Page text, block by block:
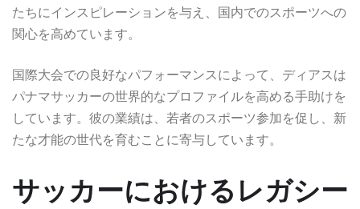
たちにインスピレーションを与え、国内でのスポーツへの
関心を高めています。
国際大会での良好なパフォーマンスによって、ディアスは
パナマサッカーの世界的なプロファイルを高める手助けを
しています。彼の業績は、若者のスポーツ参加を促し、新
たな才能の世代を育むことに寄与しています。
サッカーにおけるレガシー